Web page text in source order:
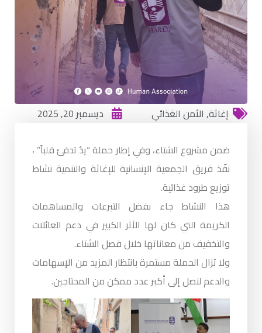
إغاثة, الأمن الغذائي ديسمبر 20, 2025
ضمن مشروع الشتاء، وفي إطار حملة “يدٌ تدفئ قلباً” ،
نفّذ فريق الجمعية الإنسانية للإغاثة والتنمية نشاط
توزيع طرود غذائية.
هذا النشاط جاء بفضل التبرعات والمساهمات
الكريمة التي كان لها الأثر الكبير في دعم العائلات
والتخفيف من معاناتها خلال فصل الشتاء.
ولا تزال الحملة مستمرة بانتظار المزيد من الإسهامات
والدعم لنصل إلى أكبر عدد ممكن من المحتاجين.